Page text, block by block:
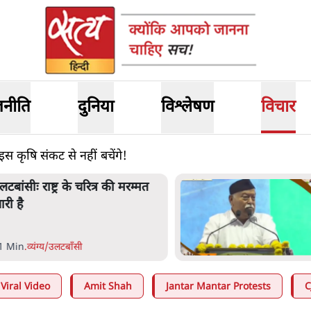
दुनिया विश्लेषण विचार
इस कृषि संकट से नहीं बचेंगे!
राष्ट्र के चरित्र की मरम्मत
है
Min.व्यंग्य/उलटबाँसी
Viral Video Amit Shah Jantar Mantar Protests